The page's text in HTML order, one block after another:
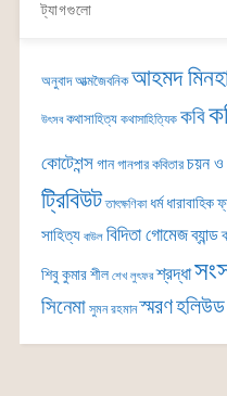
ট্যাগগুলো
অনুবাদ আত্মজৈবনিক আহমদ
উৎসব কথাসাহিত্য কথাসাহিত্যিক কবি
কোটেশন্সগান গানপার কবিতার চয়ন ও
ট্রিবিউট তাৎক্ষণিকা ধর্ম ধারাবাহিক
সাহিত্য বাউল বিদিতা গোমেজব্যান্ড
শিবু কুমার শীল শেখ লুৎফর শ্রদ্ধা
সিনেমা সুমন রহমান স্মরণহলিউড